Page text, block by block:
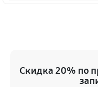
2340 руб
Скидка 20% по